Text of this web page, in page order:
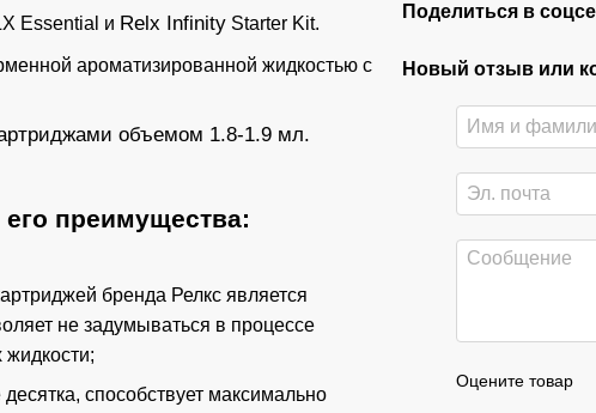
Essential и Relx Infinity Starter Kit.
ароматизированной жидкостью с
объемом 1.8-1.9 мл.
преимущества:
бренда Релкс является
не задумываться в процессе
жидкости;
способствует максимально
Поделиться в
Новый отзыв или
Оцените товар